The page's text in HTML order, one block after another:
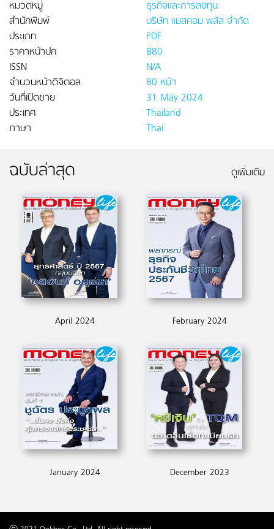
หมวดหมู่
ธุรกิจและการลงทุน
สำนักพิมพ์
บริษัท แมสคอม พลัส จำกัด
ประเภท
PDF
ราคาหน้าปก
฿80
ISSN
N/A
จำนวนหน้าดิจิตอล
80 หน้า
วันที่เปิดขาย
31 May 2024
ประเทศ
Thailand
ภาษา
Thai
ฉบับล่าสุด ดูเพิ่มเติม
April 2024 February 2024
January 2024 December 2023